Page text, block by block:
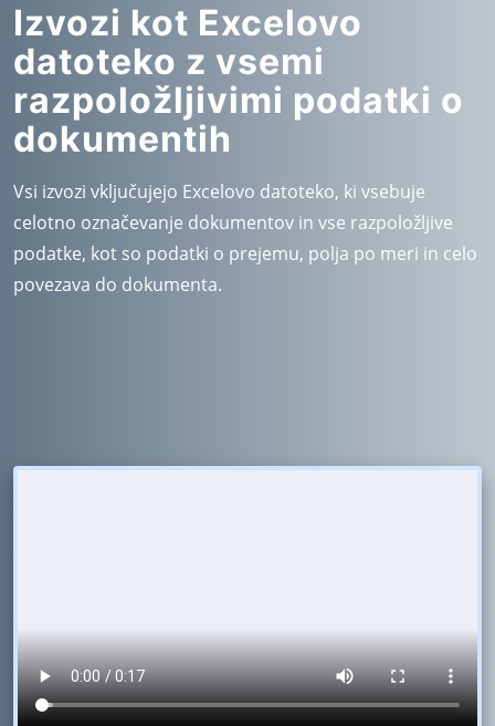
Izvozi kot Excelovo
datoteko z vsemi
razpoložljivimi podatki o
dokumentih
Vsi izvozi vključujejo Excelovo datoteko, ki vsebuje
celotno označevanje dokumentov in vse razpoložljive
podatke, kot so podatki o prejemu, polja po meri in celo
povezava do dokumenta.